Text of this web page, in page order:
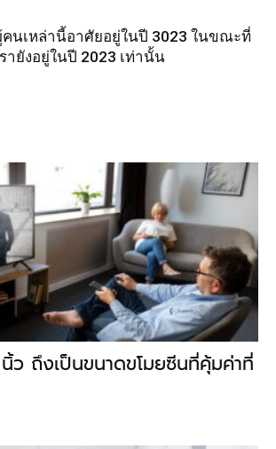
คนเหล่านี้อาศัยอยู่ในปี 3023 ในขณะที่
รายังอยู่ในปี 2023 เท่านั้น
ว ถึงเป็นขนาดขโมยซีนที่คุ้มค่าที่